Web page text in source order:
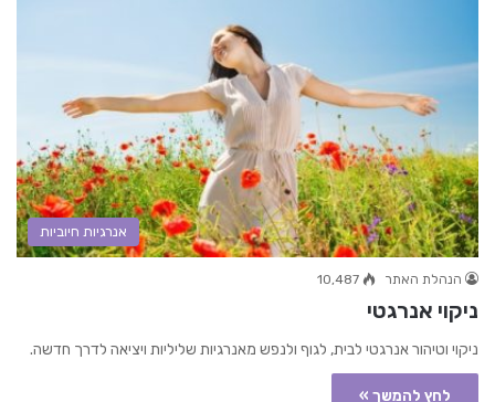
אנרגיות חיוביות
הנהלת האתר 10,487
ניקוי אנרגטי
ניקוי וטיהור אנרגטי לבית, לגוף ולנפש מאנרגיות שליליות ויציאה לדרך חדשה.
לחץ להמשך »